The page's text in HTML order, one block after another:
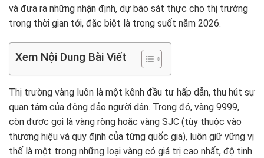
và đưa ra những nhận định, dự báo sát thực cho thị trường
trong thời gian tới, đặc biệt là trong suốt năm 2026.
Xem Nội Dung Bài Viết
Thị trường vàng luôn là một kênh đầu tư hấp dẫn, thu hút sự
quan tâm của đông đảo người dân. Trong đó, vàng 9999,
còn được gọi là vàng ròng hoặc vàng SJC (tùy thuộc vào
thương hiệu và quy định của từng quốc gia), luôn giữ vững vị
thế là một trong những loại vàng có giá trị cao nhất, độ tinh